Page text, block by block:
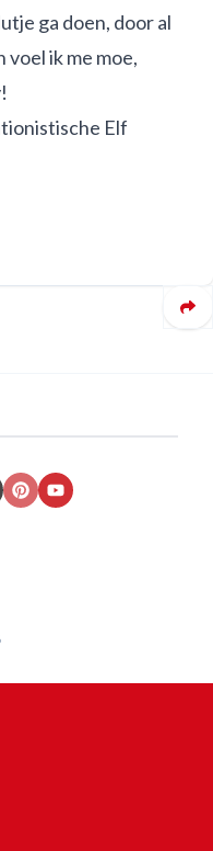
ga doen, door al
ik me moe,
Elf
PinterestYoutube